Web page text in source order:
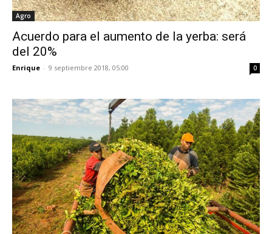
Agro
Acuerdo para el aumento de la yerba: será
del 20%
Enrique - 9 septiembre 2018, 05:00 0